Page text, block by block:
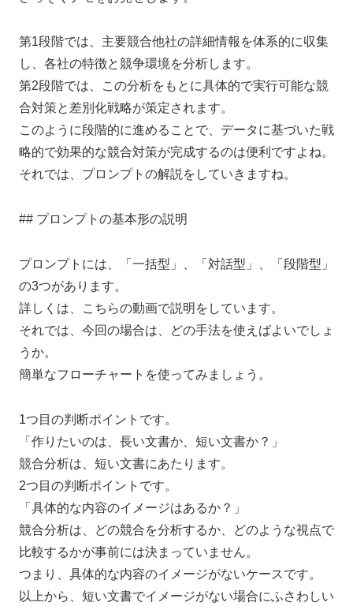
第1段階では、主要競合他社の詳細情報を体系的に収集
し、各社の特徴と競争環境を分析します。
第2段階では、この分析をもとに具体的で実行可能な競
合対策と差別化戦略が策定されます。
このように段階的に進めることで、データに基づいた戦
略的で効果的な競合対策が完成するのは便利ですよね。
それでは、プロンプトの解説をしていきますね。
## プロンプトの基本形の説明
プロンプトには、「一括型」、「対話型」、「段階型」
の3つがあります。
詳しくは、こちらの動画で説明をしています。
それでは、今回の場合は、どの手法を使えばよいでしょ
うか。
簡単なフローチャートを使ってみましょう。
1つ目の判断ポイントです。
「作りたいのは、長い文書か、短い文書か？」
競合分析は、短い文書にあたります。
2つ目の判断ポイントです。
「具体的な内容のイメージはあるか？」
競合分析は、どの競合を分析するか、どのような視点で
比較するかが事前には決まっていません。
つまり、具体的な内容のイメージがないケースです。
以上から、短い文書でイメージがない場合にふさわしい